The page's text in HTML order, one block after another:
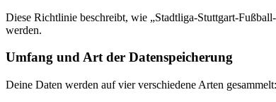
Diese Richtlinie beschreibt, wie „Stadtliga-Stuttgart-
werden.
Umfang und Art der Datenspeicherung
Deine Daten werden auf vier verschiedene Arten gesammelt: